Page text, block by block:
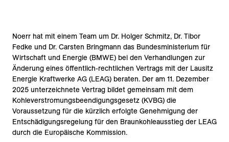
Noerr hat mit einem Team um Dr. Holger Schmitz, Dr. Tibor
Fedke und Dr. Carsten Bringmann das Bundesministerium für
Wirtschaft und Energie (BMWE) bei den Verhandlungen zur
Änderung eines öffentlich-rechtlichen Vertrags mit der Lausitz
Energie Kraftwerke AG (LEAG) beraten. Der am 11. Dezember
2025 unterzeichnete Vertrag bildet gemeinsam mit dem
Kohleverstromungsbeendigungsgesetz (KVBG) die
Voraussetzung für die kürzlich erfolgte Genehmigung der
Entschädigungsregelung für den Braunkohleausstieg der LEAG
durch die Europäische Kommission.